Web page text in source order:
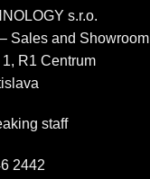
s.r.o.
Sales and Showroom
R1 Centrum
staff
2442